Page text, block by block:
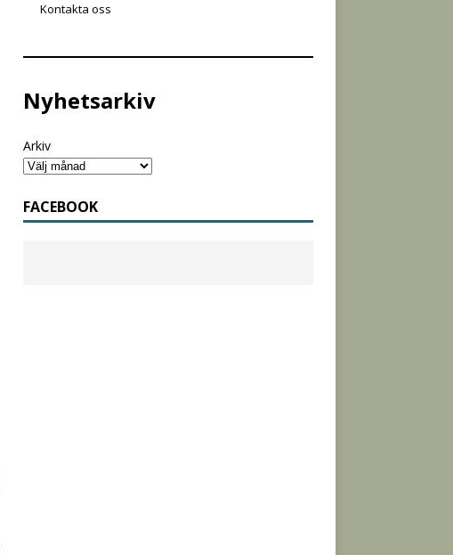
Kontakta oss
Nyhetsarkiv
Arkiv
FACEBOOK